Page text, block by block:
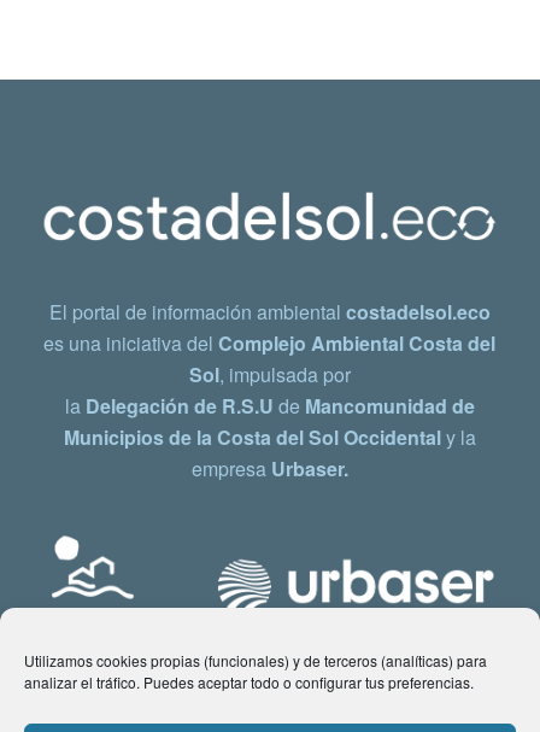
Utilizamos cookies propias (funcionales) y de terceros (analíticas) para
analizar el tráfico. Puedes aceptar todo o configurar tus preferencias.
El portal de información ambiental costadelsol.eco
es una iniciativa delComplejo Ambiental Costa del
Sol, impulsada por
la Delegación de R.S.U de Mancomunidad de
Municipios de la Costa del Sol Occidentaly la
empresa Urbaser.